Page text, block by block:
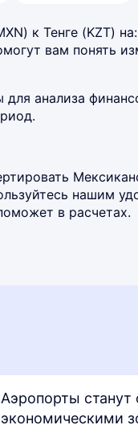
к Тенге (KZT)
вам понять
анализа
нашим
в расчетах.
Аэропорты
экономическими